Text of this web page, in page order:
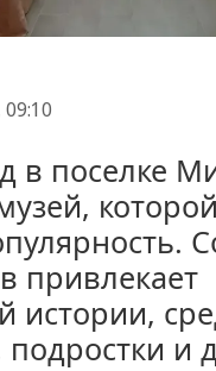
в поселке
привлекает
истории,
и